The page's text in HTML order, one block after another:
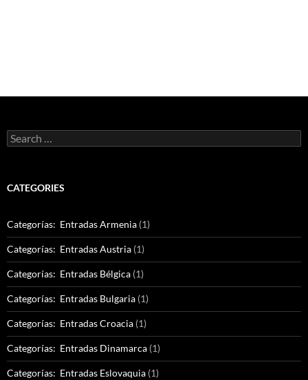
Search
for:
CATEGORIES
Categorías: Entradas Armenia (1)
Categorías: Entradas Austria (1)
Categorías: Entradas Bélgica (1)
Categorías: Entradas Bulgaria (1)
Categorías: Entradas Croacia (1)
Categorías: Entradas Dinamarca (1)
Categorías: Entradas Eslovaquia (1)